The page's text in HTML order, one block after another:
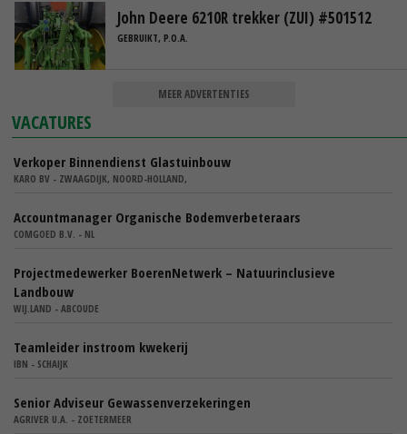
John Deere 6210R trekker (ZUI) #501512
GEBRUIKT, P.O.A.
MEER ADVERTENTIES
VACATURES
Verkoper Binnendienst Glastuinbouw
KARO BV - ZWAAGDIJK, NOORD-HOLLAND,
Accountmanager Organische Bodemverbeteraars
COMGOED B.V. - NL
Projectmedewerker BoerenNetwerk – Natuurinclusieve
Landbouw
WIJ.LAND - ABCOUDE
Teamleider instroom kwekerij
IBN - SCHAIJK
Senior Adviseur Gewassenverzekeringen
AGRIVER U.A. - ZOETERMEER